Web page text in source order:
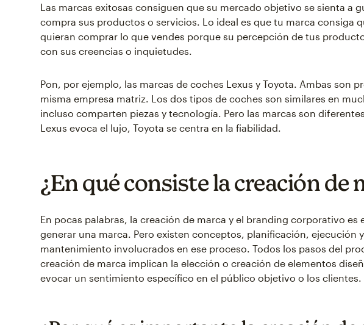
Las marcas exitosas consiguen que su mercado objetivo se sienta a
compra sus productos o servicios. Lo ideal es que tu marca consiga
quieran comprar lo que vendes porque su percepción de tus
con sus creencias o inquietudes.
Pon, por ejemplo, las marcas de coches Lexus y Toyota. Ambas son
misma empresa matriz. Los dos tipos de coches son similares en
incluso comparten piezas y tecnología. Pero las marcas son
Lexus evoca el lujo, Toyota se centra en la fiabilidad.
¿En qué consiste la creación de
En pocas palabras, la creación de marca y el branding corporativo es
generar una marca. Pero existen conceptos, planificación, ejecución y
mantenimiento involucrados en ese proceso. Todos los pasos del
creación de marca implican la elección o creación de elementos
evocar un sentimiento específico en el público objetivo o los clientes.